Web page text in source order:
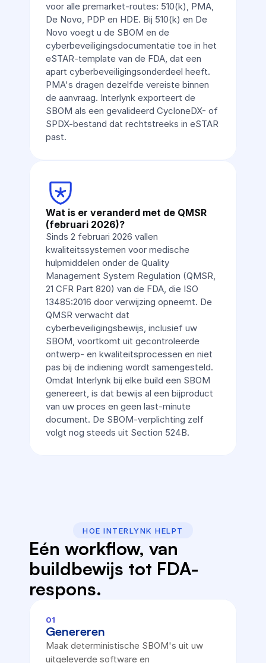
voor alle premarket-routes: 510(k), PMA,
De Novo, PDP en HDE. Bij 510(k) en De
Novo voegt u de SBOM en de
cyberbeveiligingsdocumentatie toe in het
eSTAR-template van de FDA, dat een
apart cyberbeveiligingsonderdeel heeft.
PMA's dragen dezelfde vereiste binnen
de aanvraag. Interlynk exporteert de
SBOM als een gevalideerd CycloneDX- of
SPDX-bestand dat rechtstreeks in eSTAR
past.
Wat is er veranderd met de QMSR
(februari 2026)?
Sinds 2 februari 2026 vallen
kwaliteitssystemen voor medische
hulpmiddelen onder de Quality
Management System Regulation (QMSR,
21 CFR Part 820) van de FDA, die ISO
13485:2016 door verwijzing opneemt. De
QMSR verwacht dat
cyberbeveiligingsbewijs, inclusief uw
SBOM, voortkomt uit gecontroleerde
ontwerp- en kwaliteitsprocessen en niet
pas bij de indiening wordt samengesteld.
Omdat Interlynk bij elke build een SBOM
genereert, is dat bewijs al een bijproduct
van uw proces en geen last-minute
document. De SBOM-verplichting zelf
volgt nog steeds uit Section 524B.
HOE INTERLYNK HELPT
Eén workflow, van
buildbewijs tot FDA-
respons.
01
Genereren
Maak deterministische SBOM's uit uw
uitgeleverde software en